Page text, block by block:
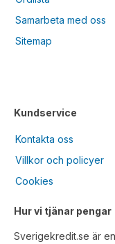
Samarbeta med oss
Sitemap
Kundservice
Kontakta oss
Villkor och policyer
Cookies
Hur vi tjänar pengar
Sverigekredit.se är